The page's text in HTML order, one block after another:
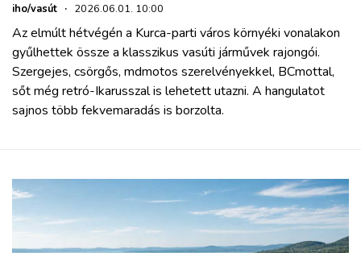
iho/vasút · 2026.06.01. 10:00
Az elmúlt hétvégén a Kurca-parti város környéki vonalakon
gyűlhettek össze a klasszikus vasúti járművek rajongói.
Szergejes, csörgős, mdmotos szerelvényekkel, BCmottal,
sőt még retró-Ikarusszal is lehetett utazni. A hangulatot
sajnos több fekvemaradás is borzolta.